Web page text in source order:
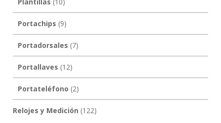
Portachips (9)
Portadorsales (7)
Portallaves (12)
Portateléfono (2)
Relojes y Medición (122)